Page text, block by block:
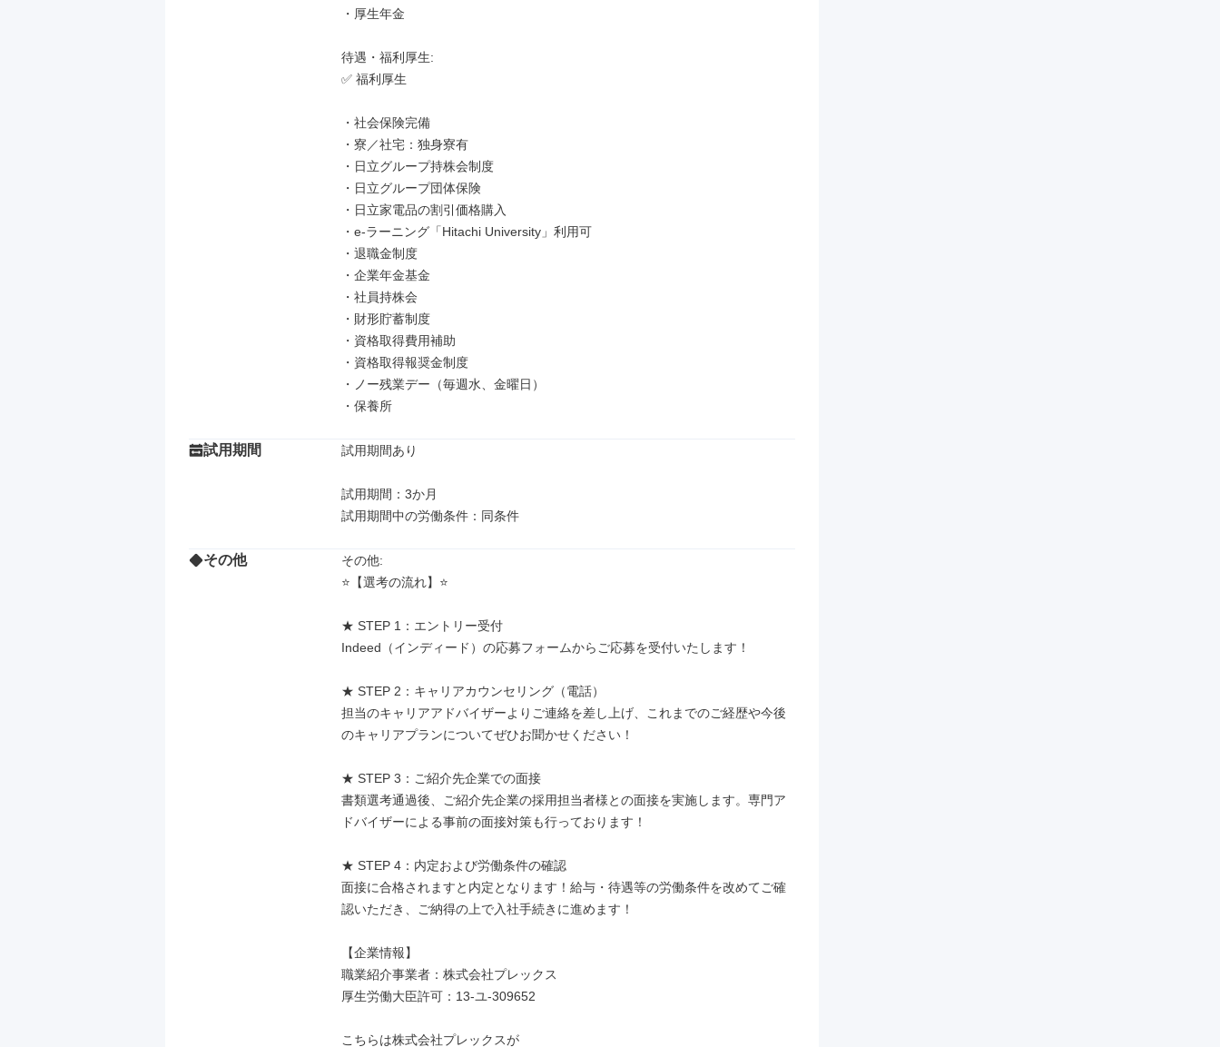
・厚生年金
待遇・福利厚生:
✅ 福利厚生
・社会保険完備
・寮／社宅：独身寮有
・日立グループ持株会制度
・日立グループ団体保険
・日立家電品の割引価格購入
・e-ラーニング「Hitachi University」利用可
・退職金制度
・企業年金基金
・社員持株会
・財形貯蓄制度
・資格取得費用補助
・資格取得報奨金制度
・ノー残業デー（毎週水、金曜日）
・保養所
試用期間 試用期間あり
試用期間：3か月
試用期間中の労働条件：同条件
その他
その他:
⭐️【選考の流れ】⭐️
★ STEP 1：エントリー受付
Indeed（インディード）の応募フォームからご応募を受付いたします！
★ STEP 2：キャリアカウンセリング（電話）
担当のキャリアアドバイザーよりご連絡を差し上げ、これまでのご経歴や今後
のキャリアプランについてぜひお聞かせください！
★ STEP 3：ご紹介先企業での面接
書類選考通過後、ご紹介先企業の採用担当者様との面接を実施します。専門ア
ドバイザーによる事前の面接対策も行っております！
★ STEP 4：内定および労働条件の確認
面接に合格されますと内定となります！給与・待遇等の労働条件を改めてご確
認いただき、ご納得の上で入社手続きに進めます！
【企業情報】
職業紹介事業者：株式会社プレックス
厚生労働大臣許可：13-ユ-309652
こちらは株式会社プレックスが